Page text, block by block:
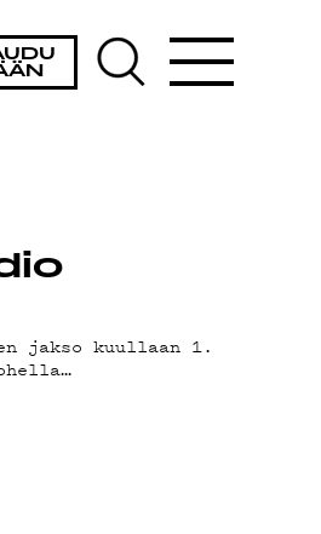
jakso kuullaan 1.